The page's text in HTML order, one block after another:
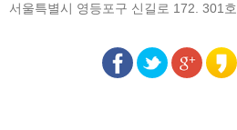
서울특별시 영등포구 신길로 172. 301호